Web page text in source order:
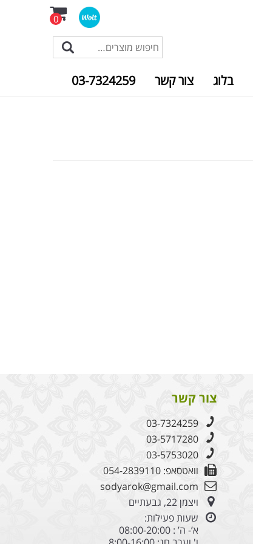
0
בלוג צור קשר 03-7324259
צור קשר
03-7324259
03-5717280
03-5753020
וואטסאפ: 054-2839110
sodyarok@gmail.com
ויצמן 22, גבעתיים
שעות פעילות:
א’- ה’ : 08:00-20:00